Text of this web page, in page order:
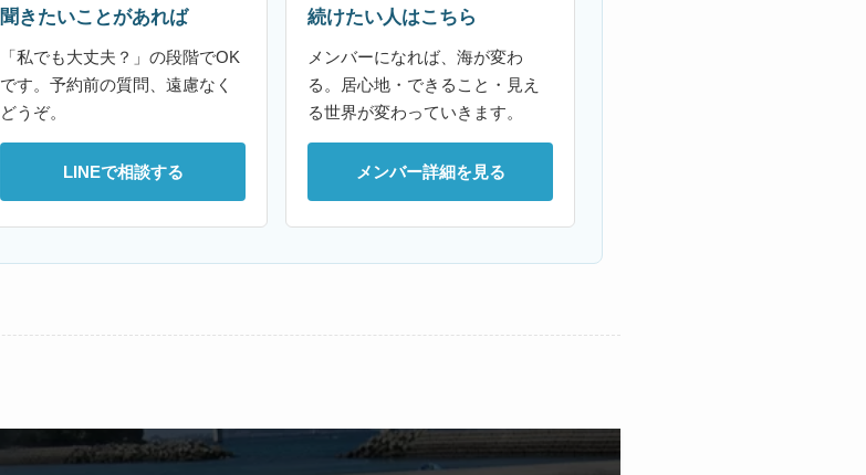
聞きたいことがあれば
「私でも大丈夫？」の段階でOK
です。予約前の質問、遠慮なく
どうぞ。
LINEで相談する
続けたい人はこちら
メンバーになれば、海が変わ
る。居心地・できること・見え
る世界が変わっていきます。
メンバー詳細を見る